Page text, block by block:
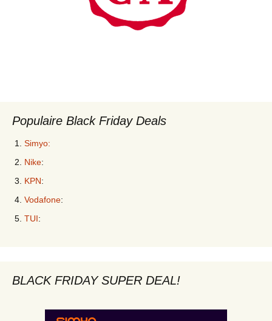
Populaire Black Friday Deals
Simyo:
Nike:
KPN:
Vodafone:
TUI:
BLACK FRIDAY SUPER DEAL!